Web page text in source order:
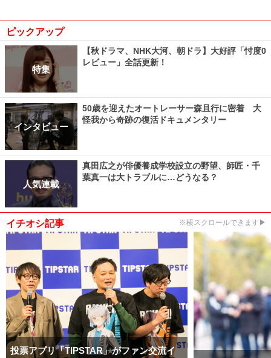
ピックアップ
特集
【秋ドラマ、NHK大河、朝ドラ】大好評「忖度0
レビュー」全話更新！
インタビュー
50歳を迎えたオートレーサー森且行に密着 大
怪我から奇跡の復活ドキュメンタリー
人気連載
真田広之が俳優養成学校設立の野望、師匠・千
葉真一は大トラブルに…どうなる？
イチオシ記事 ※横スクロールできます▶
投票アプリ「TIPSTAR」がファン交流イ